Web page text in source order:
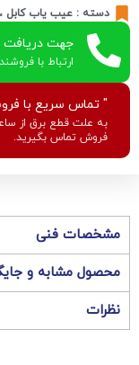
دسته : عیب یاب کابل
جهت دریافت
ارتباط با
" تماس سریع با فروشنده " 09304333638
فروش تماس بگیرید.
مشخصات فنی
محصول مشابه و
نظرات